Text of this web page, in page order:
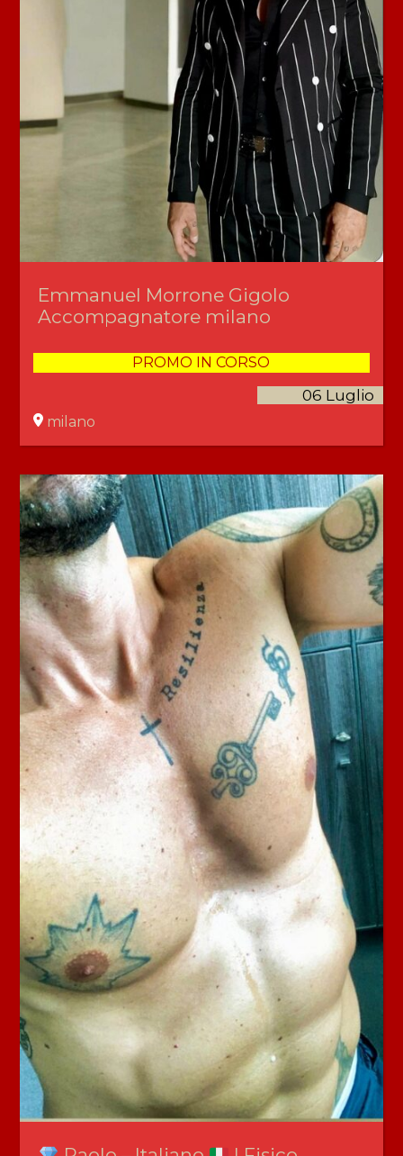
Emmanuel Morrone Gigolo
Accompagnatore milano
PROMO IN CORSO
06 Luglio
milano